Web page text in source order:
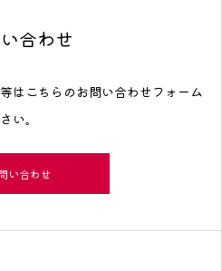
合わせ
はこちらのお問い合わせフォーム
い。
い合わせ